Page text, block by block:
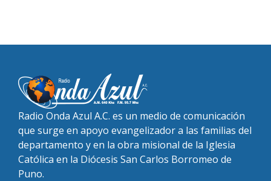
Radio Onda Azul A.C. es un medio de comunicación
que surge en apoyo evangelizador a las familias del
departamento y en la obra misional de la Iglesia
Católica en la Diócesis San Carlos Borromeo de
Puno.